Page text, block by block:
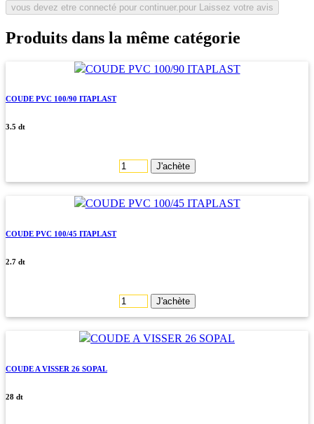
Produits dans la même catégorie
COUDE PVC 100/90 ITAPLAST
3.5 dt
J'achète
COUDE PVC 100/45 ITAPLAST
2.7 dt
J'achète
COUDE A VISSER 26 SOPAL
28 dt